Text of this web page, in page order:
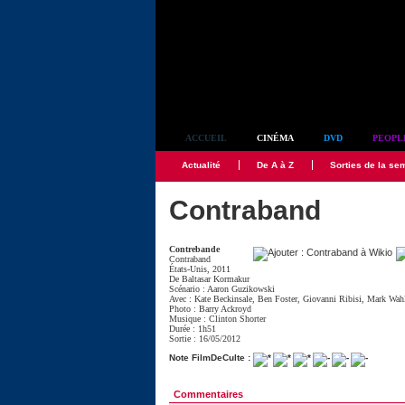
ACCUEIL CINÉMA DVD
Actualité De A à Z Sorties de la
Contraband
Contrebande
Contraband
États-Unis, 2011
De Baltasar Kormakur
Scénario : Aaron Guzikowski
Avec : Kate Beckinsale Ben Foster, Giovanni Ribisi
Mark
Photo : Barry Ackroyd
Musique : Clinton Shorter
Durée : 1h51
Sortie : 16/05/2012
Note FilmDeCulte :
Commentaires